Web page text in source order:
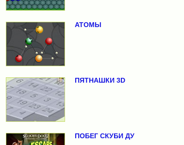
АТОМЫ
ПЯТНАШКИ 3D
ПОБЕГ СКУБИ ДУ